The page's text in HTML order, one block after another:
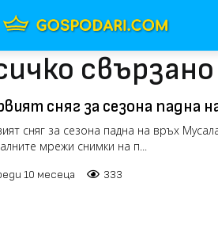
сняг за сезона падна
сняг за сезона падна на връх
мрежи снимки на п...
10 месеца 333